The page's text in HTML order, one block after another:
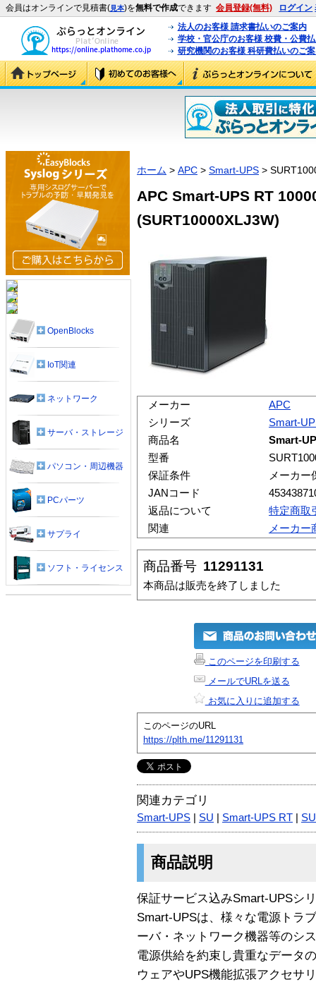
会員はオンラインで見積書(見本)を無料で作成できます 会員登録(無料) ログイン
法人のお客様 請求書払いのご案内
学校・官公庁のお客様 校費・公費
研究機関のお客様 科研費払いのご
ホーム > APC > Smart-UPS >
APC Smart-UPS RT
(SURT10000XLJ3W)
メーカー
APC
シリーズ
Smart-
商品名
Smart-
型番
保証条件
メーカー
JANコード
返品について
特定商取
関連
メーカー
商品番号 11291131
本商品は販売を終了しました
このページを印刷する
メールでURLを送る
お気に入りに追加する
このページのURL
https://plth.me/11291131
関連カテゴリ
Smart-UPS SU Smart-UPS RT
商品説明
保証サービス込みSmart-UPSシ
Smart-UPSは、様々な電源トラ
ーバ・ネットワーク機器等のシ
電源供給を約束し貴重なデータ
ウェアやUPS機能拡張アクセサ
OpenBlocks
IoT関連
ネットワーク
サーバ・ストレージ
パソコン・周辺機器
PCパーツ
サプライ
ソフト・ライセンス